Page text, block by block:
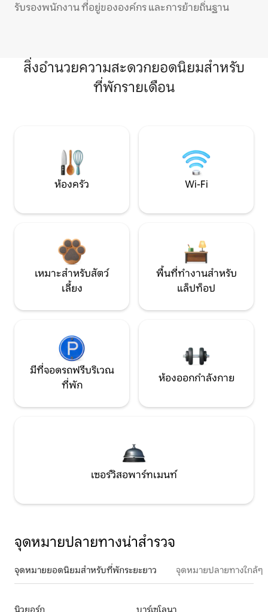
รับรองพนักงาน ที่อยู่ขององค์กร และการย้ายถิ่นฐาน
สิ่งอำนวยความสะดวกยอดนิยมสำหรับ
ที่พักรายเดือน
ห้องครัว Wi-Fi
เหมาะสำหรับสัตว์
เลี้ยง
พื้นที่ทำงานสำหรับ
แล็ปท็อป
มีที่จอดรถฟรีบริเวณ
ที่พัก
ห้องออกกำลังกาย
เซอร์วิสอพาร์ทเมนท์
จุดหมายปลายทางน่าสำรวจ
จุดหมายยอดนิยมสำหรับที่พักระยะยาว จุดหมายปลายทางใกล้ๆ
นิวยอร์ก บาร์เซโลนา